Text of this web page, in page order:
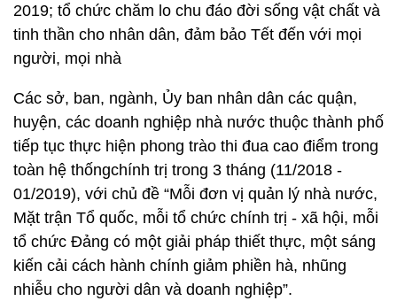
2019; tổ chức chăm lo chu đáo đời sống vật chất và
tinh thần cho nhân dân, đảm bảo Tết đến với mọi
người, mọi nhà
Các sở, ban, ngành, Ủy ban nhân dân các quận,
huyện, các doanh nghiệp nhà nước thuộc thành phố
tiếp tục thực hiện phong trào thi đua cao điểm trong
toàn hệ thốngchính trị trong 3 tháng (11/2018 -
01/2019), với chủ đề “Mỗi đơn vị quản lý nhà nước,
Mặt trận Tổ quốc, mỗi tổ chức chính trị - xã hội, mỗi
tổ chức Đảng có một giải pháp thiết thực, một sáng
kiến cải cách hành chính giảm phiền hà, nhũng
nhiễu cho người dân và doanh nghiệp”.